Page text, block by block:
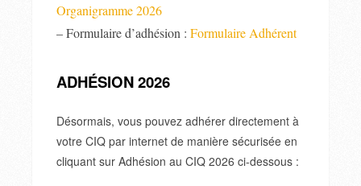
Organigramme 2026
– Formulaire d’adhésion : Formulaire Adhérent
ADHÉSION 2026
Désormais, vous pouvez adhérer directement à
votre CIQ par internet de manière sécurisée en
cliquant sur Adhésion au CIQ 2026 ci-dessous :